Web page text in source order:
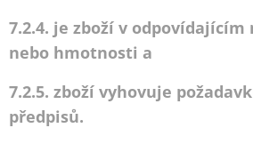
7.2.4. je zboží v
nebo hmotnosti a
7.2.5. zboží vyhovuje
předpisů.